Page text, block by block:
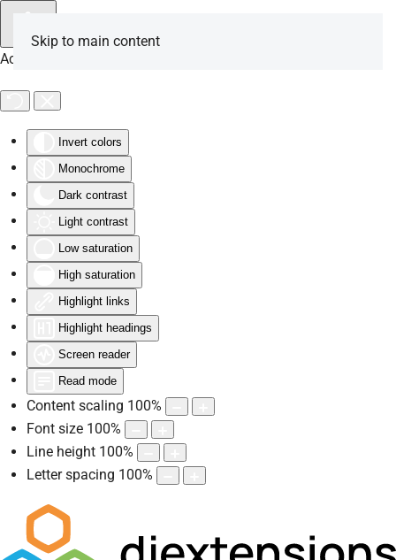
Accessibility Tools
Invert colors
Monochrome
Dark contrast
Light contrast
Low saturation
High saturation
Highlight links
Highlight headings
Screen reader
Read mode
Content scaling 100%
Font size 100%
Line height 100%
Letter spacing 100%
Skip to main content